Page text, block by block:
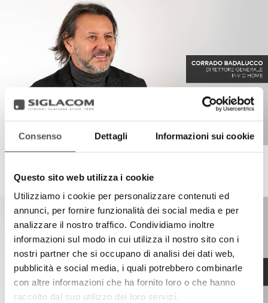
Consenso Dettagli Informazioni sui cookie
Questo sito web utilizza i cookie
Utilizziamo i cookie per personalizzare contenuti ed
annunci, per fornire funzionalità dei social media e per
analizzare il nostro traffico. Condividiamo inoltre
informazioni sul modo in cui utilizza il nostro sito con i
nostri partner che si occupano di analisi dei dati web,
pubblicità e social media, i quali potrebbero combinarle
con altre informazioni che ha fornito loro o che hanno
raccolto dal suo utilizzo dei loro servizi.
Progetto innovativo a 360°